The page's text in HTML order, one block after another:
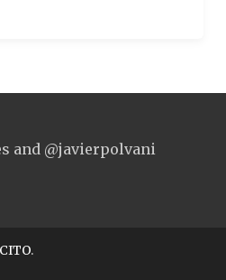
and @javierpolvani
.